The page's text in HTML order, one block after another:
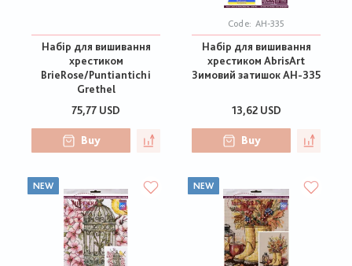
Набір для вишивання
хрестиком
BrieRose/Puntiantichi
Grethel
75,77 USD
Buy
Code: АН-335
Набір для вишивання
хрестиком AbrisArt
Зимовий затишок АН-335
13,62 USD
Buy
NEW NEW